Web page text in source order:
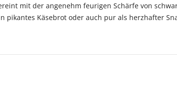
mit der angenehm feurigen Schärfe von
Käsebrot oder auch pur als herzhafter